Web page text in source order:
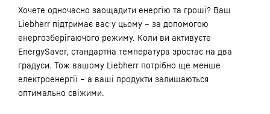
Хочете одночасно заощадити енергію та гроші? Ваш
Liebherr підтримає вас у цьому – за допомогою
енергозберігаючого режиму. Коли ви активуєте
EnergySaver, стандартна температура зростає на два
градуси. Тож вашому Liebherr потрібно ще менше
електроенергії – а ваші продукти залишаються
оптимально свіжими.